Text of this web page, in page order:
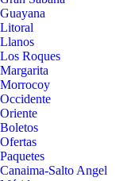
Guayana
Litoral
Llanos
Los Roques
Margarita
Morrocoy
Occidente
Oriente
Boletos
Ofertas
Paquetes
Canaima-Salto Angel